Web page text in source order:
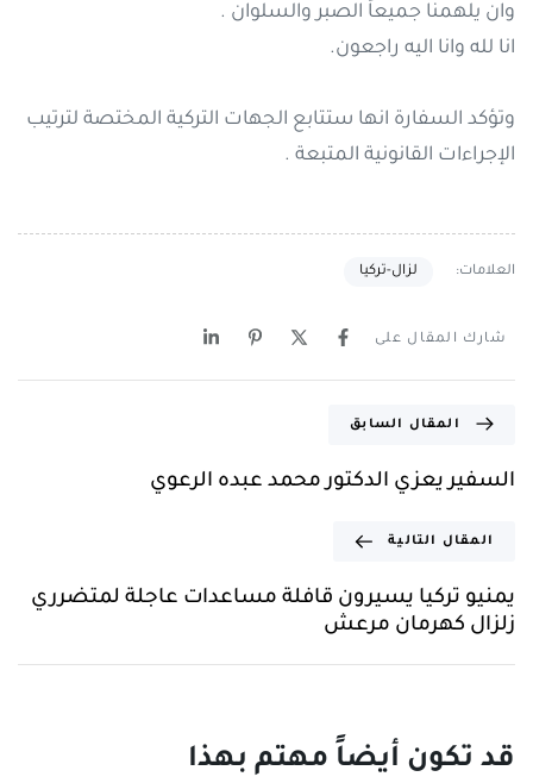
وان يلهمنا جميعاً الصبر والسلوان .
انا لله وانا اليه راجعون.
وتؤكد السفارة انها ستتابع الجهات التركية المختصة لترتيب
الإجراءات القانونية المتبعة .
العلامات: لزال-تركيا
شارك المقال على
المقال السابق
السفير يعزي الدكتور محمد عبده الرعوي
المقال التالية
يمنيو تركيا يسيرون قافلة مساعدات عاجلة لمتضرري
زلزال كهرمان مرعش